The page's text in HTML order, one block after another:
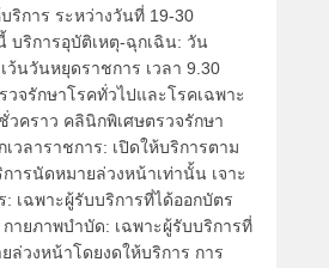
ริการ ระหว่างวันที่ 19-30
บริการอุบัติเหตุ-ฉุกเฉิน: วัน
ว้นวันหยุดราชการ เวลา 9.30
จรักษาโรคทั่วไปและโรคเฉพาะ
วคราว คลินิกพิเศษตรวจรักษา
วลาราชการ: เปิดให้บริการตาม
ารนัดหมายล่วงหน้าเท่านั้น เจาะ
: เฉพาะผู้รับบริการที่ได้ออกบัตร
ายภาพบำบัด: เฉพาะผู้รับบริการที่
ล่วงหน้าโดยงดให้บริการ การ